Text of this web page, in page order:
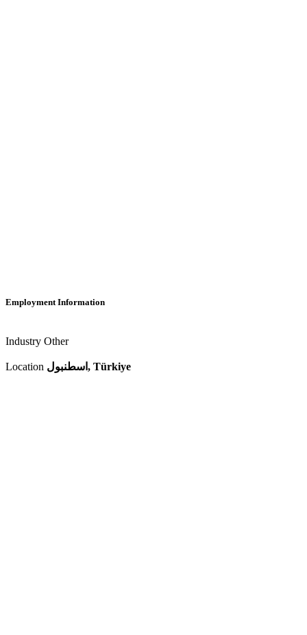
Employment Information
Industry Other
Location اسطنبول, Türkiye